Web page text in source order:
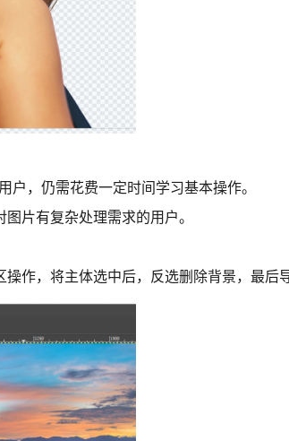
，仍需花费一定时间学习基本操作。
片有复杂处理需求的用户。
作，将主体选中后，反选删除背景，最后